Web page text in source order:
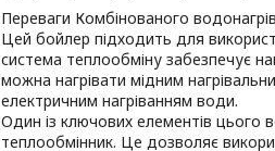
Переваги Комбінованого
Цей бойлер підходить для
система теплообміну забезпечує
можна нагрівати мідним
електричним нагріванням води.
Один із ключових елементів цього
теплообмінник. Це дозволяє